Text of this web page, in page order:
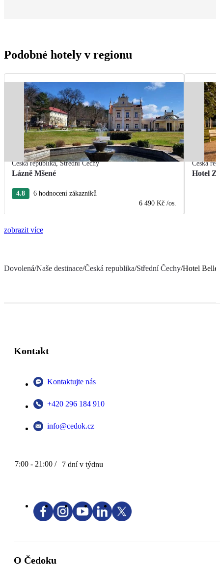
Podobné hotely v regionu
Česká republika,Střední Čechy
Lázně Mšené
4.8
6 hodnocení zákazníků
6 490 Kč /os.
Česká
Hotel
zobrazit více
Dovolená/Naše destinace/Česká republika/Střední Čechy/Hotel
Kontakt
Kontaktujte nás
+420 296 184 910
info@cedok.cz
7:00 - 21:00 / 7 dní v týdnu
O Čedoku